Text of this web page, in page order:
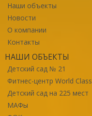
Наши объекты
Новости
О компании
Контакты
НАШИ ОБЪЕКТЫ
Детский сад № 21
Фитнес-центр World Class
Детский сад на 225 мест
МАФы